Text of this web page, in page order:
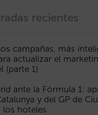
recientes
campañas, más
actualizar el
(parte 1)
ante la Fórmula 1:
y del GP de
los hoteles